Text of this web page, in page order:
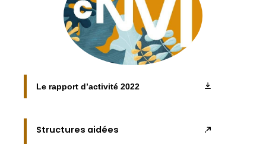
Le rapport d’activité 2022
Structures aidées